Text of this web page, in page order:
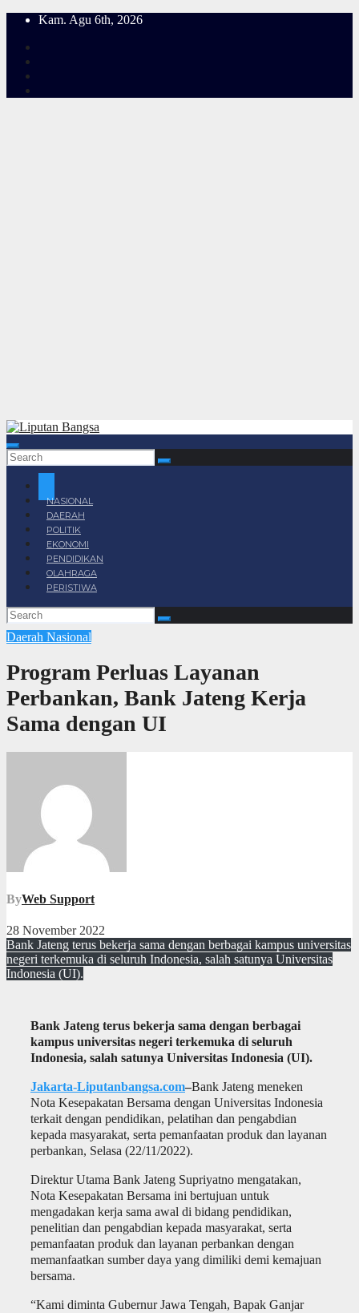
Skip
content
Kam. Agu 6th, 2026
NASIONAL
DAERAH
POLITIK
EKONOMI
PENDIDIKAN
OLAHRAGA
PERISTIWA
Daerah Nasional
Program Perluas Layanan
Perbankan, Bank Jateng Kerja
Sama dengan UI
ByWeb Support
28 November 2022
Bank Jateng terus bekerja sama dengan berbagai kampus universitas
negeri terkemuka di seluruh Indonesia, salah satunya Universitas
Indonesia (UI).
Bank Jateng terus bekerja sama dengan berbagai
kampus universitas negeri terkemuka di seluruh
Indonesia, salah satunya Universitas Indonesia (UI).
Jakarta-Liputanbangsa.com–Bank Jateng meneken
Nota Kesepakatan Bersama dengan Universitas Indonesia
terkait dengan pendidikan, pelatihan dan pengabdian
kepada masyarakat, serta pemanfaatan produk dan layanan
perbankan, Selasa (22/11/2022).
Direktur Utama Bank Jateng Supriyatno mengatakan,
Nota Kesepakatan Bersama ini bertujuan untuk
mengadakan kerja sama awal di bidang pendidikan,
penelitian dan pengabdian kepada masyarakat, serta
pemanfaatan produk dan layanan perbankan dengan
memanfaatkan sumber daya yang dimiliki demi kemajuan
bersama.
“Kami diminta Gubernur Jawa Tengah, Bapak Ganjar